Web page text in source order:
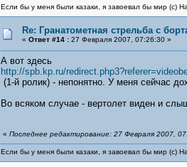
Если бы у меня были казаки, я завоевал бы мир (с)
Re: Гранатометная стрельба с
« Ответ #14 :27 Февраля 2007, 07:26:30 »
А вот здесь
http://spb.kp.ru/
(1-й ролик) - непонятно. У меня сейчас
Во всяком случае - вертолет виден и
« Последнее редактирование: 27 Февраля 2007,
Если бы у меня были казаки, я завоевал бы мир (с)